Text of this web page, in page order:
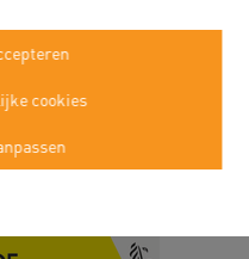
cookies